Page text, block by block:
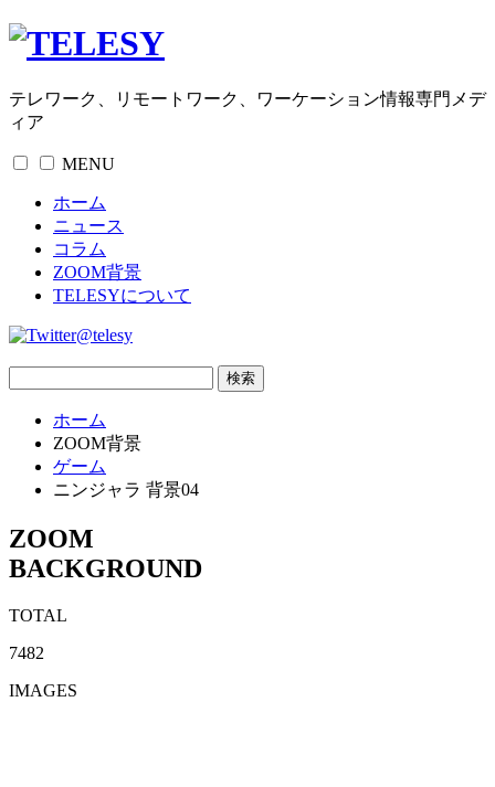
テレワーク、リモートワーク、ワーケーション情報専門メデ
ィア
MENU
ホーム
ニュース
コラム
ZOOM背景
TELESYについて
@telesy
ホーム
ZOOM背景
ゲーム
ニンジャラ 背景04
ZOOM
BACKGROUND
TOTAL
7482
IMAGES